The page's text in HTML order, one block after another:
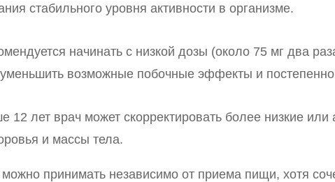
стабильного уровня активности в организме.
начинать с низкой дозы (около 75 мг два
возможные побочные эффекты и
12 лет врач может скорректировать более низкие
и массы тела.
принимать независимо от приема пищи, хотя